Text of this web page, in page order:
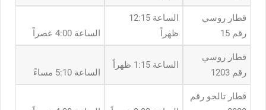
قطار روسي
رقم 15
الساعة 12:15
ظهراً
الساعة 4:00 عصراً
قطار روسي
رقم 1203
الساعة 1:15 ظهراً
الساعة 5:10 مساءً
قطار تالجو رقم